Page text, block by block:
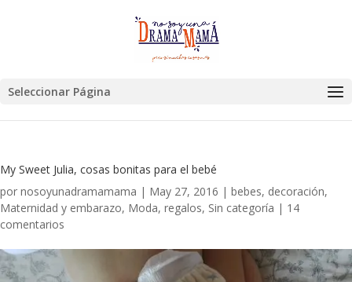
Seleccionar Página
My Sweet Julia, cosas bonitas para el bebé
por nosoyunadramamama | May 27, 2016 | bebes, decoración,
Maternidad y embarazo, Moda, regalos, Sin categoría | 14
comentarios